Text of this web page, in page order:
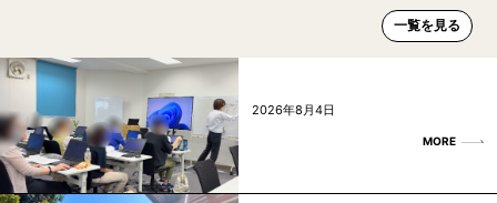
一覧を見る
2026年8月4日
MORE